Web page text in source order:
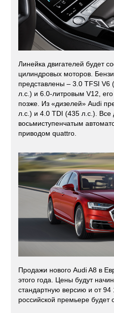
Линейка двигателей будет
цилиндровых моторов.
представлены – 3.0 TFSI V6
л.с.) и 6.0-литровым V12,
позже. Из «дизелей» Audi
л.с.) и 4.0 TDI (435 л.с.). Все
восьмиступенчатым
приводом quattro.
Продажи нового Audi A8 в
этого года. Цены будут
стандартную версию и от
российской премьере будет